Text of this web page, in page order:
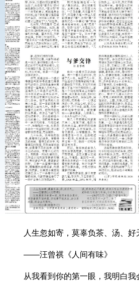
人生忽如寄，莫辜负茶、汤、好
——汪曾祺《人间有味》
从我看到你的第一眼，我明白我